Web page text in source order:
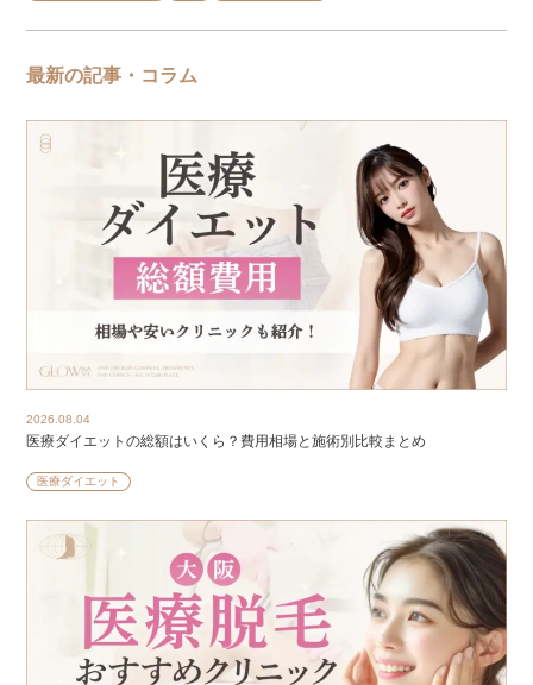
最新の記事・コラム
2026.08.04
医療ダイエットの総額はいくら？費用相場と施術別比較まとめ
医療ダイエット